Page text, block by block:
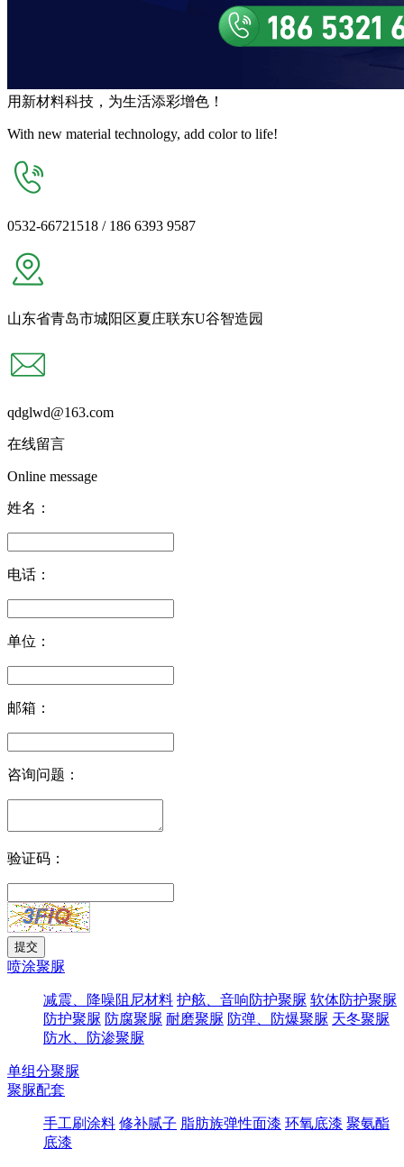
用 新材料科技，为生活添彩增色 ！
With new material technology, add color to life!
0532-66721518 / 186 6393 9587
山东省青岛市城阳区夏庄联东U谷智造园
qdglwd@163.com
在线留言
Online message
姓名：
电话：
单位：
邮箱：
咨询问题：
验证码：
喷涂聚脲
减震、降噪阻尼材料 护舷、音响防护聚脲 软体防护聚脲
防护聚脲 防腐聚脲 耐磨聚脲 防弹、防爆聚脲 天冬聚脲
防水、防渗聚脲
单组分聚脲
聚脲配套
手工刷涂料 修补腻子 脂肪族弹性面漆 环氧底漆 聚氨酯
底漆